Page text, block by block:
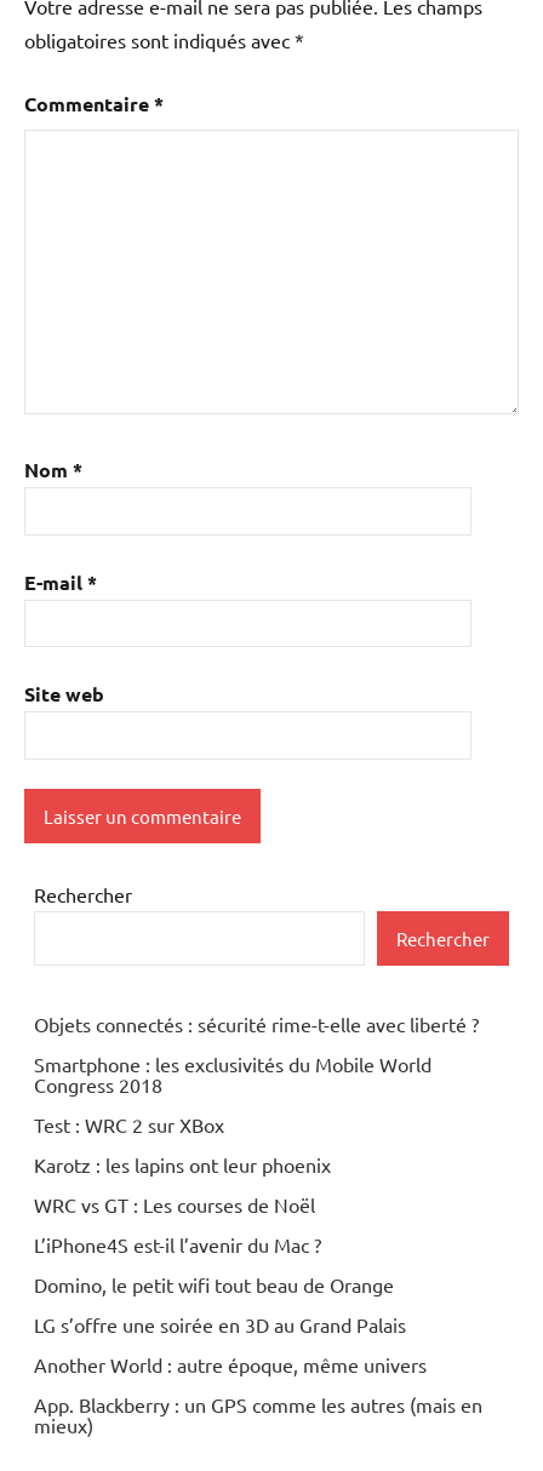
Votre adresse e-mail ne sera pas publiée. Les champs
obligatoires sont indiqués avec *
Commentaire*
Nom *
E-mail*
Site web
Rechercher
Rechercher
Objets connectés : sécurité rime-t-elle avec liberté ?
Smartphone : les exclusivités du Mobile World
Congress 2018
Test : WRC 2 sur XBox
Karotz : les lapins ont leur phoenix
WRC vs GT : Les courses de Noël
L’iPhone4S est-il l’avenir du Mac ?
Domino, le petit wifi tout beau de Orange
LG s’offre une soirée en 3D au Grand Palais
Another World : autre époque, même univers
App. Blackberry : un GPS comme les autres (mais en
mieux)